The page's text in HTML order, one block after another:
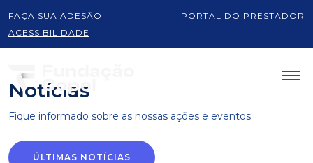
FAÇA SUA ADESÃO
PORTAL DO PRESTADOR
ACESSIBILIDADEProdutos e serviços
Notícias
Fique informado sobre as nossas ações e eventos
ÚLTIMAS NOTÍCIAS